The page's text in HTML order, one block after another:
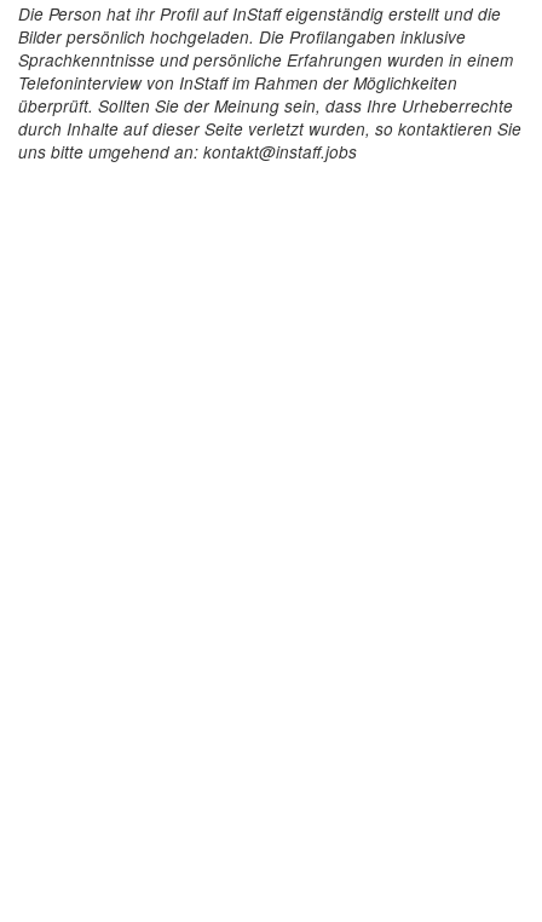
Die Person hat ihr Profil auf InStaff eigenständig erstellt und die
Bilder persönlich hochgeladen. Die Profilangaben inklusive
Sprachkenntnisse und persönliche Erfahrungen wurden in einem
Telefoninterview von InStaff im Rahmen der Möglichkeiten
überprüft. Sollten Sie der Meinung sein, dass Ihre Urheberrechte
durch Inhalte auf dieser Seite verletzt wurden, so kontaktieren Sie
uns bitte umgehend an: kontakt@instaff.jobs